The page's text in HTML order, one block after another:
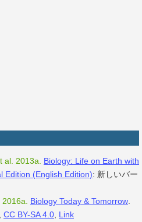
al. 2013a.
Biology: Life on Earth with
Edition (English Edition): 新しいバー
Biology Today & Tomorrow
CC BY-SA 4.0 Link